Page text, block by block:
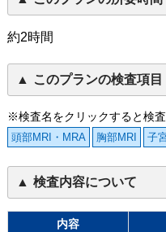
約2時間
このプランの検査項目
※検査名をクリックすると検
頭部MRI・MRA 胸部MRI 子
検査内容について
内容